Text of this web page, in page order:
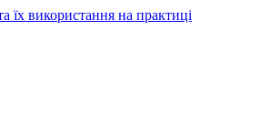
їх використання на практиці